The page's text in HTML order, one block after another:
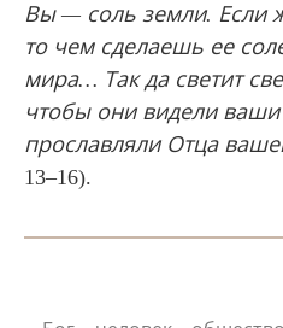
Вы — соль земли. Если
то чем сделаешь ее
мира… Так да светит
чтобы они видели
прославляли Отца
13–16).